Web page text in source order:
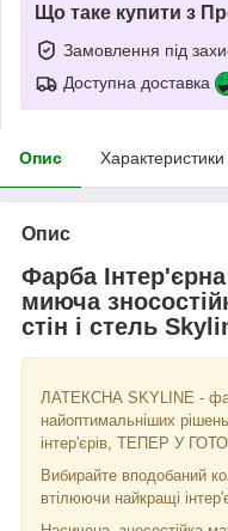
Що таке купити з
Замовлення під
Доступна доставка
Опис Характеристики
Опис
Фарба
миюча
стін і стель
ЛАТЕКСНА SKYLINE -
найоптимальніших
інтер'єрів, ТЕПЕР У
Вибирайте вподобаний
втілюючи найкращі